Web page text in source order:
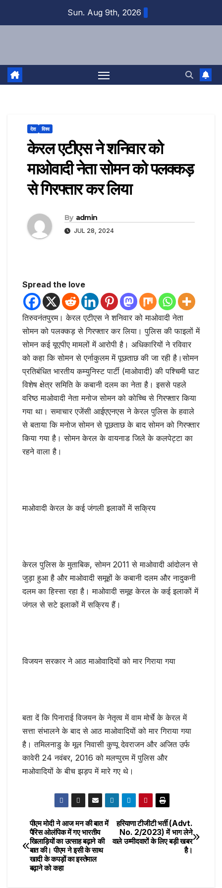
Sun. Aug 9th, 2026
देश विश्व
केरल एटीएस ने शनिवार को
माओवादी नेता सोमन को पलक्कड़
से गिरफ्तार कर लिया
By admin
JUL 28, 2024
Spread the love
तिरुवनंतपुरम। केरल एटीएस ने शनिवार को माओवादी नेता
सोमन को पलक्कड़ से गिरफ्तार कर लिया। पुलिस की फाइलों में
सोमन कई यूएपीए मामलों में आरोपी है। अधिकारियों ने रविवार
को कहा कि सोमन से एर्नाकुलम में पूछताछ की जा रही है।सोमन
प्रतिबंधित भारतीय कम्युनिस्ट पार्टी (माओवादी) की पश्चिमी घाट
विशेष क्षेत्र समिति के कबानी दलम का नेता है। इससे पहले
वरिष्ठ माओवादी नेता मनोज सोमन को कोच्चि से गिरफ्तार किया
गया था। समाचार एजेंसी आईएएनएस ने केरल पुलिस के हवाले
से बताया कि मनोज सोमन से पूछताछ के बाद सोमन को गिरफ्तार
किया गया है। सोमन केरल के वायनाड जिले के कलपेट्टा का
रहने वाला है।
माओवादी केरल के कई जंगली इलाकों में सक्रिय
केरल पुलिस के मुताबिक, सोमन 2011 से माओवादी आंदोलन से
जुड़ा हुआ है और माओवादी समूहों के कबानी दलम और नादुकनी
दलम का हिस्सा रहा है। माओवादी समूह केरल के कई इलाकों में
जंगल से सटे इलाकों में सक्रिय हैं।
विजयन सरकार ने आठ माओवादियों को मार गिराया गया
बता दें कि पिनाराई विजयन के नेतृत्व में वाम मोर्चे के केरल में
सत्ता संभालने के बाद से आठ माओवादियों को मार गिराया गया
है। तमिलनाडु के मूल निवासी कुप्पू देवराजन और अजित उर्फ ​​
कावेरी 24 नवंबर, 2016 को मलप्पुरम में पुलिस और
माओवादियों के बीच झड़प में मारे गए थे।
Post
navigation
हरियाणा टीजीटी भर्ती (Advt.
No. 2/2023) में भाग लेने
वाले उम्मीदवारों के लिए बड़ी खबर
है।
पीएम मोदी ने आज मन की बात में
पैरिस ओलंपिक में गए भारतीय
खिलाड़ियों का उत्साह बढ़ाने की
बात की। पीएम ने इसी के साथ
खादी के कपड़ों का इस्तेमाल
बढ़ाने को कहा